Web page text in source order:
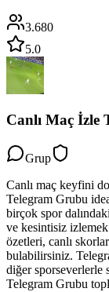
3.680
5.0
Canlı Maç İzle
Grup
Canlı maç keyfini
Telegram Grubu
birçok spor
ve kesintisiz
özetleri, canlı
bulabilirsiniz.
diğer sporseverlerle
Telegram Grubu